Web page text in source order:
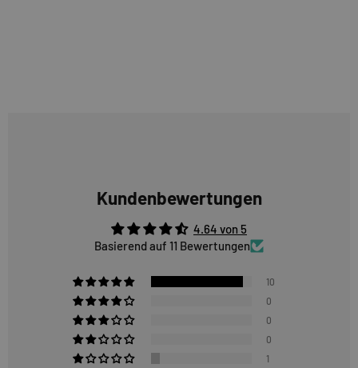
Kundenbewertungen
4.64 von 5
Basierend auf 11 Bewertungen
10
0
0
0
1